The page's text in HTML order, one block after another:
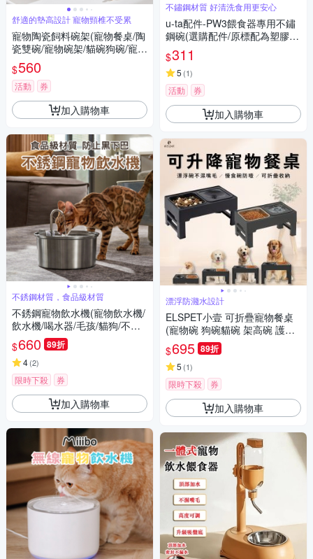
舒適的墊高設計 寵物頸椎不受累
寵物陶瓷飼料碗架(寵物餐桌/陶
瓷雙碗/寵物碗架/貓碗狗碗/寵物
碗)
$560
活動 券
加入購物車
不銹鋼材質，食品級材質
不銹鋼寵物飲水機(寵物飲水機/
飲水機/喝水器/毛孩/貓狗/不鏽
鋼)
$660 89折
4(2)
限時下殺 券
加入購物車
不鏽鋼材質 好清洗食用更安心
u-ta配件-PW3餵食器專用不鏽
鋼碗(選購配件/原標配為塑膠
款/此選配為不鏽鋼材質)
$311
5 (1)
活動 券
加入購物車
漂浮防濺水設計
ELSPET小壹 可折疊寵物餐桌
(寵物碗 狗碗貓碗 架高碗 護頸
碗 飼料碗 不鏽鋼 漂浮碗 摺疊
碗架)
$695 89折
5 (1)
限時下殺 券
加入購物車